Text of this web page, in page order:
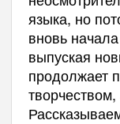
языка, но
вновь
выпуская
продолжает